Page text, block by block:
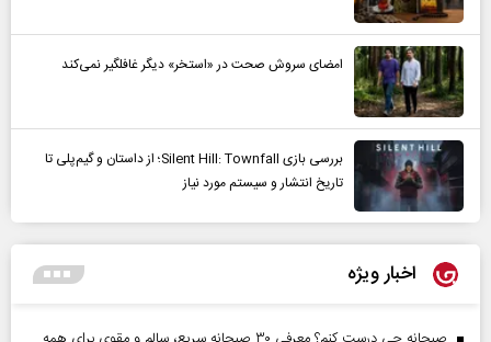
امضای سروش صحت در «استخر» دیگر غافلگیر نمی‌کند
بررسی بازی Silent Hill: Townfall؛ از داستان و گیم‌پلی تا
تاریخ انتشار و سیستم مورد نیاز
اخبار ویژه